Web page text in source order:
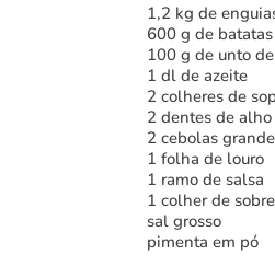
1,2 kg de
600 g de batatas
100 g de unto
1 dl de azeite
2 colheres de
2 dentes de alho
2 cebolas
1 folha de louro
1 ramo de salsa
1 colher de
sal grosso
pimenta em pó